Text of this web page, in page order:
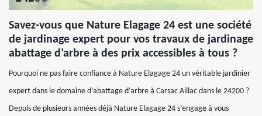
Savez-vous que Nature Elagage 24 est une société
de jardinage expert pour vos travaux de jardinage
abattage d’arbre à des prix accessibles à tous ?
Pourquoi ne pas faire confiance à Nature Elagage 24 un véritable jardinier
expert dans le domaine d’abattage d’arbre à Carsac Aillac dans le 24200 ?
Depuis de plusieurs années déjà Nature Elagage 24 s’engage à vous